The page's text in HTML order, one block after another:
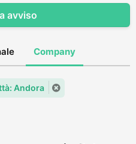
avviso
Company
Andora